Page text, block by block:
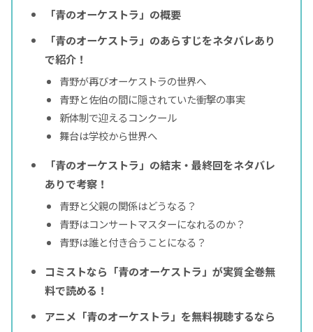
「青のオーケストラ」の概要
「青のオーケストラ」のあらすじをネタバレあり
で紹介！
青野が再びオーケストラの世界へ
青野と佐伯の間に隠されていた衝撃の事実
新体制で迎えるコンクール
舞台は学校から世界へ
「青のオーケストラ」の結末・最終回をネタバレ
ありで考察！
青野と父親の関係はどうなる？
青野はコンサートマスターになれるのか？
青野は誰と付き合うことになる？
コミストなら「青のオーケストラ」が実質全巻無
料で読める！
アニメ「青のオーケストラ」を無料視聴するなら